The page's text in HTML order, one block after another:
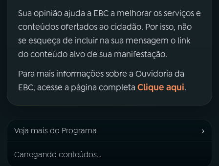
Sua opinião ajuda a EBC a melhorar os serviços e
conteúdos ofertados ao cidadão. Por isso, não
se esqueça de incluir na sua mensagem o link
do conteúdo alvo de sua manifestação.
Para mais informações sobre a Ouvidoria da
EBC, acesse a página completa Clique aqui.
Veja mais do Programa ›
Carregando conteúdos...